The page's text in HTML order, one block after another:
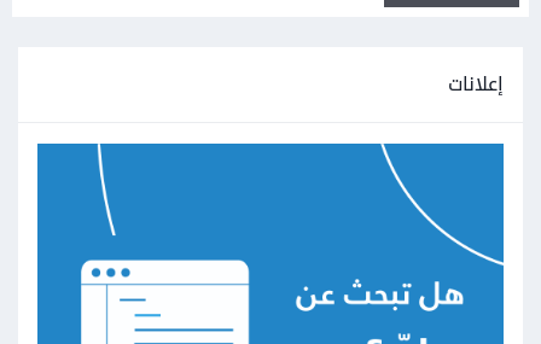
إعلانات